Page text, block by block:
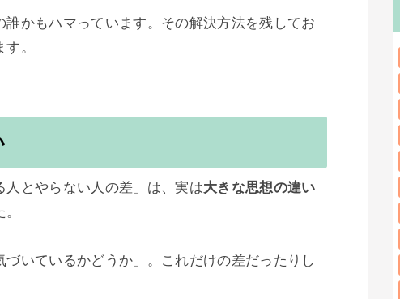
誰かもハマっています。その解決方法を残してお
。
とやらない人の差」は、実は大きな思想の違い
づいているかどうか」。これだけの差だったりし